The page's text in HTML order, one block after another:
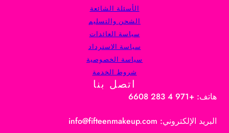
الأسئلة الشائعة
الشحن والتسليم
سياسة العائدات
سياسة الاسترداد
سياسة الخصوصية
شروط الخدمة
اتصل بنا
هاتف: +971 4 283 6608
البريد الإلكتروني: info@fifteenmakeup.com